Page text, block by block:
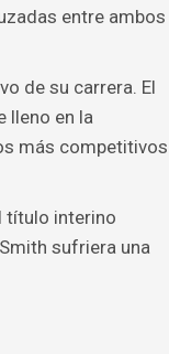
entre ambos
de su carrera. El
lleno en la
más competitivos
título interino
sufriera una